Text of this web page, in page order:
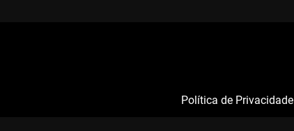
Política de Privacidade